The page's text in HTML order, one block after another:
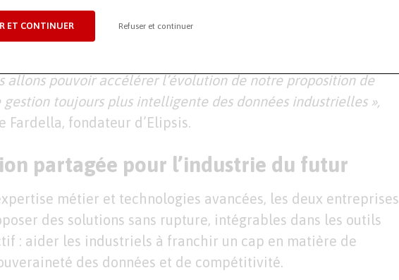
ET CONTINUER Refuser et continuer
allons pouvoir accélérer l’évolution de notre proposition de
gestion toujours plus intelligente des données industrielles »,
Fardella, fondateur d’Elipsis.
partagée pour l’industrie du futur
métier et technologies avancées, les deux entreprises
des solutions sans rupture, intégrables dans les outils
: aider les industriels à franchir un cap en matière de
des données et de compétitivité.